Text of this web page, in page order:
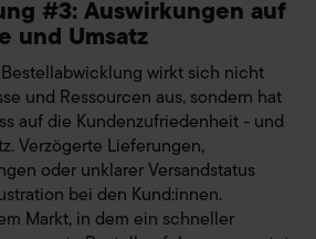
#3: Auswirkungen auf
und Umsatz
wirkt sich nicht
und Ressourcen aus, sondern hat
auf die Kundenzufriedenheit - und
Verzögerte Lieferungen,
oder unklarer Versandstatus
bei den Kund:innen.
Markt, in dem ein schneller